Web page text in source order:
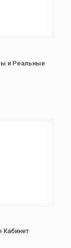
и Реальные
Кабинет